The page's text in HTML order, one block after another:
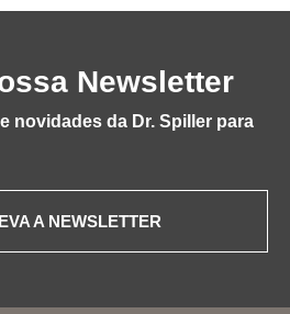
Newsletter
novidades da Dr. Spiller para
A NEWSLETTER